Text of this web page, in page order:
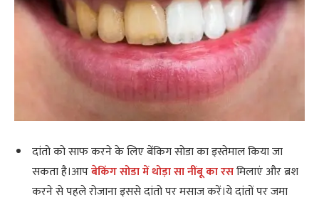
दांतो को साफ करने के लिए बेंकिग सोडा का इस्तेमाल किया जा
सकता है।आपबेकिंग सोडा में थोड़ा सा नींबू का रसमिलाएं और ब्रश
करने से पहले रोजाना इससे दांतो पर मसाज करें।ये दांतों पर जमा